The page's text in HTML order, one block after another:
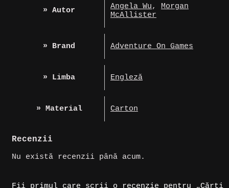
» Autor Angela Wu, Morgan
McAllister
» Brand Adventure On Games
» Limba Engleză
» Material Carton
Recenzii
Nu există recenzii până acum.